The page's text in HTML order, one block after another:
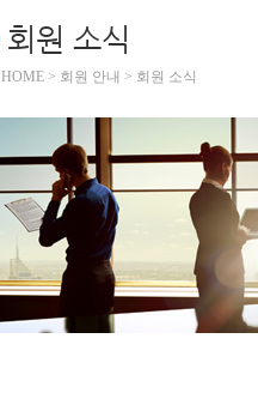
회원 소식
HOME > 회원 안내 > 회원 소식